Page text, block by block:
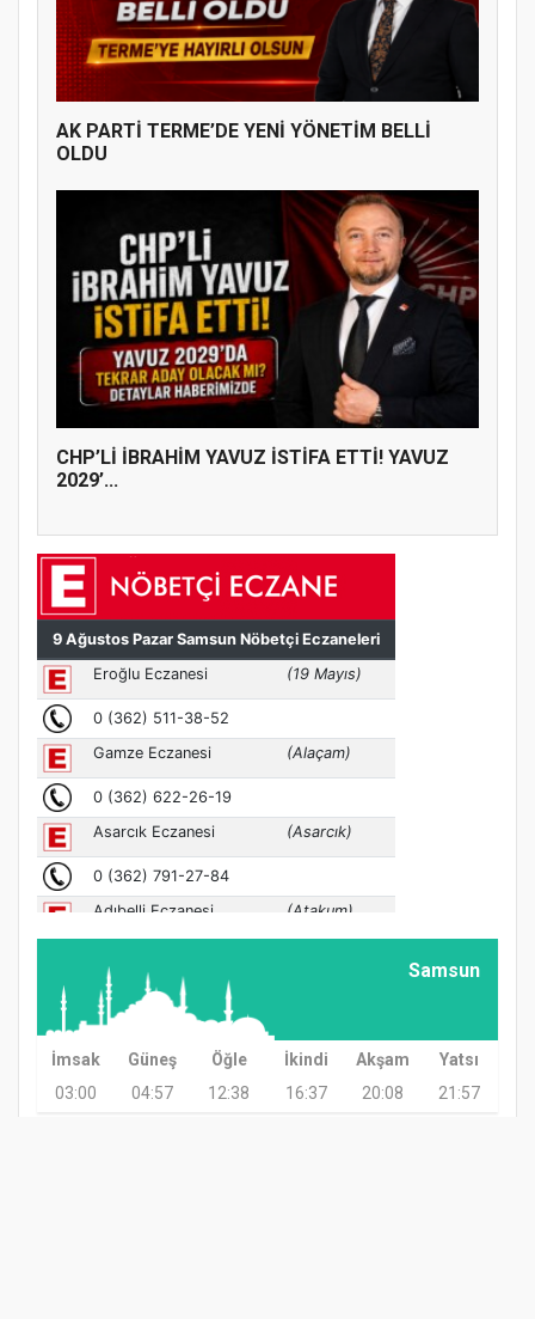
AK PARTİ TERME’DE YENİ YÖNETİM BELLİ
OLDU
CHP’Lİ İBRAHİM YAVUZ İSTİFA ETTİ! YAVUZ
2029’...
Samsun
İmsak Güneş Öğle İkindi Akşam
Yatsı
03:00
04:57 12:38 16:37 20:08 21:57